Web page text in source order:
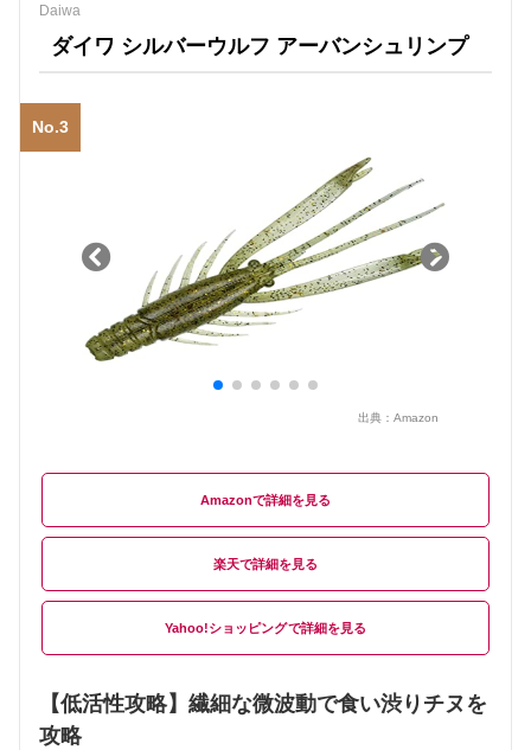
Daiwa
ダイワ シルバーウルフ アーバンシュリンプ
No.3
出典： Amazon
Amazon
楽天
Yahoo!ショッピング
【低活性攻略】繊細な微波動で食い渋りチヌを
攻略